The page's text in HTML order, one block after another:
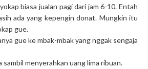
biasa jualan pagi dari jam 6-10. Entah
ada yang kepengin donat. Mungkin itu
gue.
gue ke mbak-mbak yang nggak sengaja
sambil menyerahkan uang lima ribuan.